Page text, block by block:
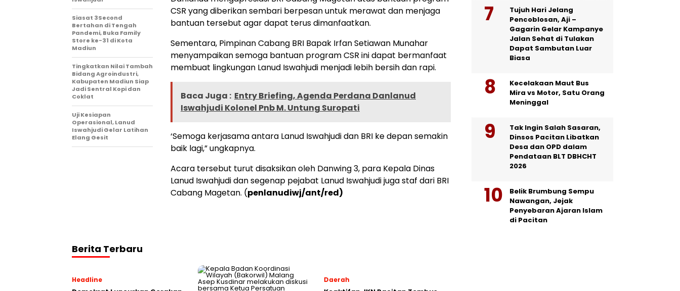
CSR yang diberikan sembari berpesan untuk merawat dan menjaga
bantuan tersebut agar dapat terus dimanfaatkan.
Sementara, Pimpinan Cabang BRI Bapak Irfan Setiawan Munahar
menyampaikan semoga bantuan program CSR ini dapat bermanfaat
membuat lingkungan Lanud Iswahjudi menjadi lebih bersih dan rapi.
Baca Juga : Entry Briefing, Agenda Perdana Danlanud
Iswahjudi Kolonel Pnb M. Untung Suropati
‘Semoga kerjasama antara Lanud Iswahjudi dan BRI ke depan semakin
baik lagi,” ungkapnya.
Acara tersebut turut disaksikan oleh Danwing 3, para Kepala Dinas
Lanud Iswahjudi dan segenap pejabat Lanud Iswahjudi juga staf dari BRI
Cabang Magetan. (penlanudiwj/ant/red)
Siasat 3Second
Bertahan di Tengah
Pandemi, Buka Family
Store ke-31 di Kota
Madiun
Tingkatkan Nilai Tambah
Bidang Agroindustri,
Kabupaten Madiun Siap
Jadi Sentral Kopi dan
Coklat
Uji Kesiapan
Operasional, Lanud
Iswahjudi Gelar Latihan
Elang Gesit
Berita Terbaru
Headline Daerah
Tujuh Hari Jelang
Pencoblosan, Aji –
Gagarin Gelar Kampanye
Jalan Sehat di Tulakan
Dapat Sambutan Luar
Biasa
Kecelakaan Maut Bus
Mira vs Motor, Satu Orang
Meninggal
Tak Ingin Salah Sasaran,
Dinsos Pacitan Libatkan
Desa dan OPD dalam
Pendataan BLT DBHCHT
2026
Belik Brumbung Sempu
Nawangan, Jejak
Penyebaran Ajaran Islam
di Pacitan